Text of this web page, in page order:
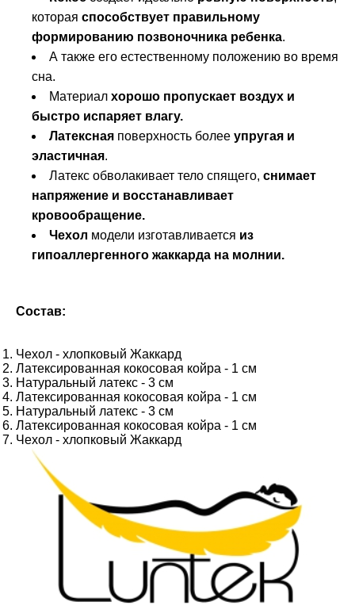
которая способствует правильному
формированию позвоночника ребенка.
А также его естественному положению во время
сна.
Материал хорошо пропускает воздух и
быстро испаряет влагу.
Латексная поверхность более упругая и
эластичная.
Латекс обволакивает тело спящего, снимает
напряжение и восстанавливает
кровообращение.
Чехол модели изготавливается из
гипоаллергенного жаккарда на молнии.
Состав:
Чехол - хлопковый Жаккард
Латексированная кокосовая койра - 1 см
Натуральный латекс - 3 см
Латексированная кокосовая койра - 1 см
Натуральный латекс - 3 см
Латексированная кокосовая койра - 1 см
Чехол - хлопковый Жаккард